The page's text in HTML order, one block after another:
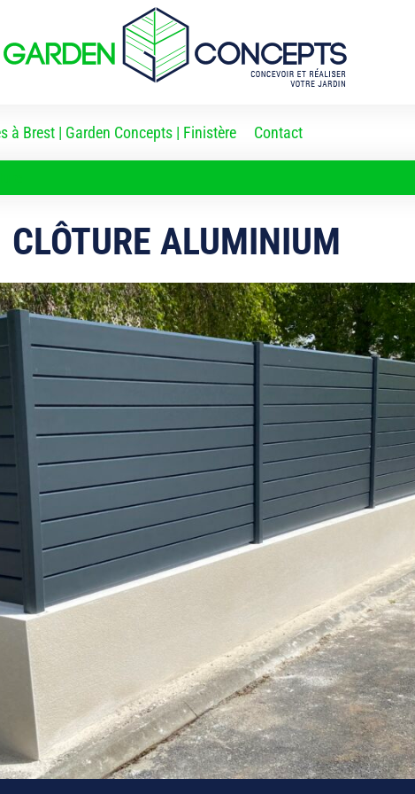
à Brest | Garden Concepts | Finistère Contact
CLÔTURE ALUMINIUM